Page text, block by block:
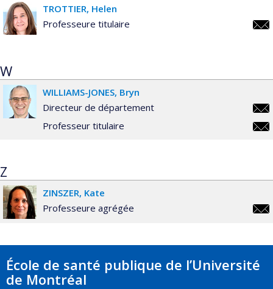
TROTTIER Helen
Professeure titulaire
W
WILLIAMS-JONES Bryn
Directeur de département
Professeur titulaire
Z
ZINSZER Kate
Professeure agrégée
École de santé publique de l’Université
de Montréal